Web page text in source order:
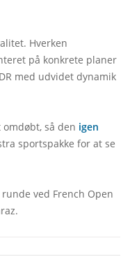
Hverken
på konkrete planer
med udvidet dynamik
så den igen
sportspakke for at se
ved French Open